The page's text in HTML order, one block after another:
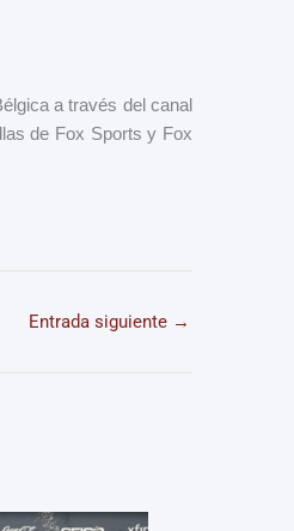
a través del canal
de Fox Sports y Fox
Entrada siguiente →